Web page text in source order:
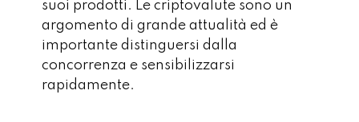
suoi prodotti. Le criptovalute sono un
argomento di grande attualità ed è
importante distinguersi dalla
concorrenza e sensibilizzarsi
rapidamente.